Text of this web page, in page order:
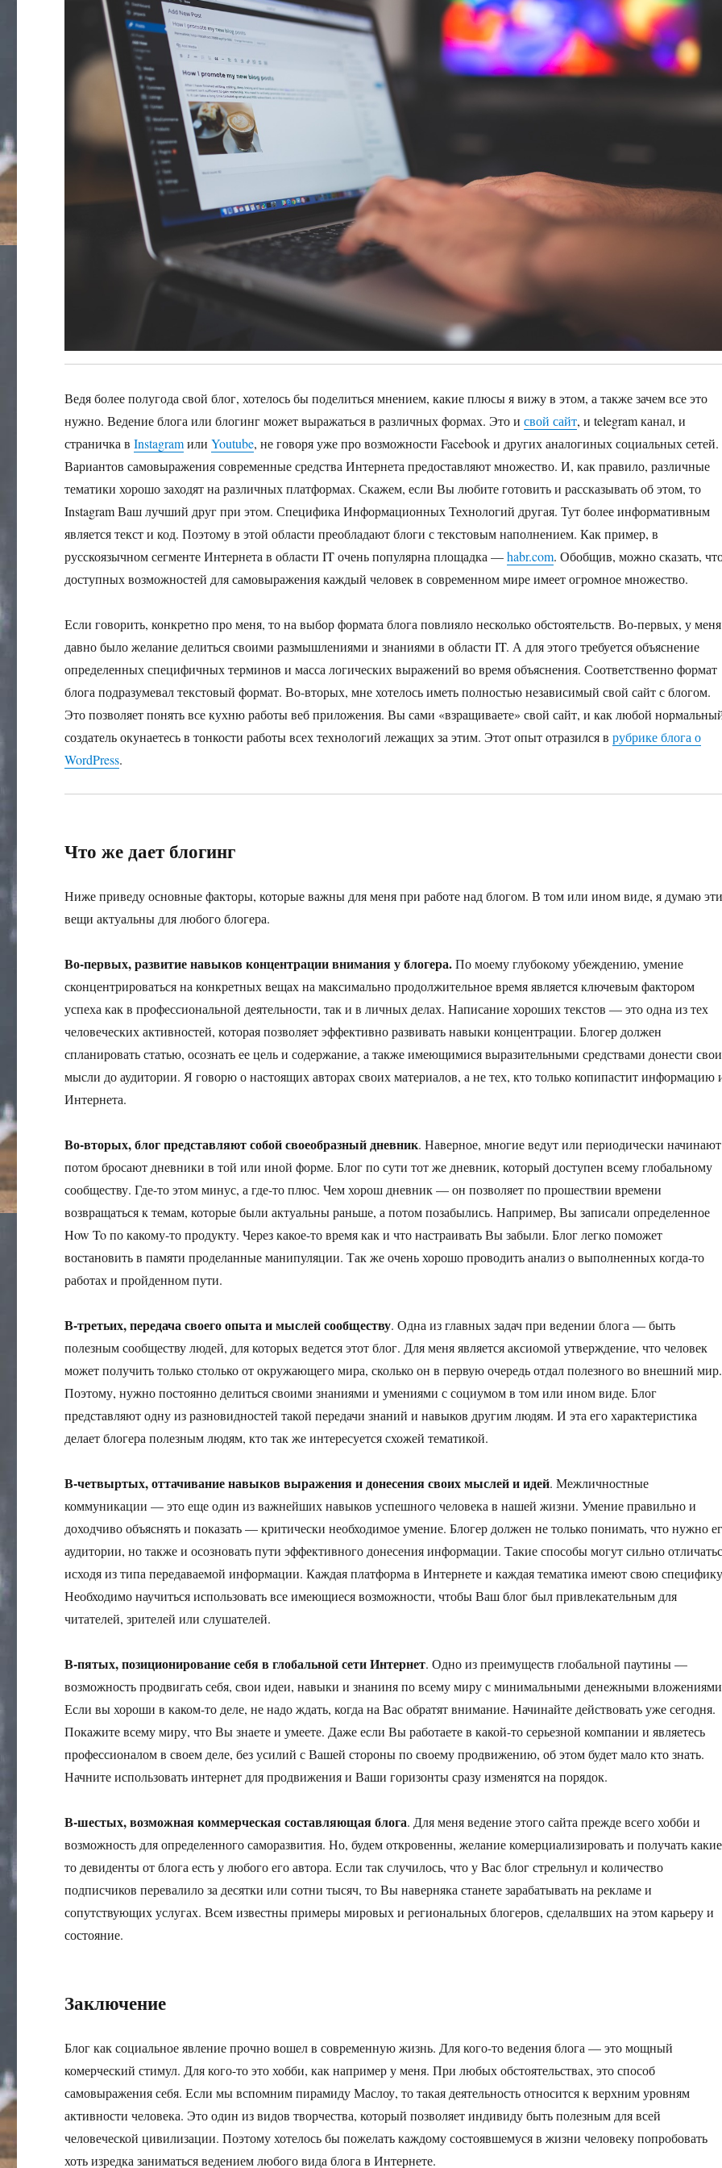
Ведя более полугода свой блог, хотелось бы поделиться мнением, какие плюсы я вижу в этом, а также зачем все это
нужно. Ведение блога или блогинг может выражаться в различных формах. Это исвой сайт, и telegram канал, и
страничка вInstagramилиYoutube, не говоря уже про возможности Facebook и других аналогиных социальных сетей.
Вариантов самовыражения современные средства Интернета предоставляют множество. И, как правило, различные
тематики хорошо заходят на различных платформах. Скажем, если Вы любите готовить и рассказывать об этом, то
Instagram Ваш лучший друг при этом. Специфика Информационных Технологий другая. Тут более информативным
является текст и код. Поэтому в этой области преобладают блоги с текстовым наполнением. Как пример, в
русскоязычном сегменте Интернета в области IT очень популярна площадка —habr.com. Обобщив, можно сказать,
доступных возможностей для самовыражения каждый человек в современном мире имеет огромное множество.
Если говорить, конкретно про меня, то на выбор формата блога повлияло несколько обстоятельств. Во-первых, у меня
давно было желание делиться своими размышлениями и знаниями в области IT. А для этого требуется объяснение
определенных специфичных терминов и масса логических выражений во время объяснения. Соответственно формат
блога подразумевал текстовый формат. Во-вторых, мне хотелось иметь полностью независимый свой сайт с блогом.
Это позволяет понять все кухню работы веб приложения. Вы сами «взращиваете» свой сайт, и как любой
создатель окунаетесь в тонкости работы всех технологий лежащих за этим. Этот опыт отразился врубрике блога о
WordPress.
Что же дает блогинг
Ниже приведу основные факторы, которые важны для меня при работе над блогом. В том или ином виде, я думаю
вещи актуальны для любого блогера.
Во-первых, развитие навыков концентрации внимания у блогера.По моему глубокому убеждению, умение
сконцентрироваться на конкретных вещах на максимально продолжительное время является ключевым фактором
успеха как в профессиональной деятельности, так и в личных делах. Написание хороших текстов — это одна из тех
человеческих активностей, которая позволяет эффективно развивать навыки концентрации. Блогер должен
спланировать статью, осознать ее цель и содержание, а также имеющимися выразительными средствами донести свои
мысли до аудитории. Я говорю о настоящих авторах своих материалов, а не тех, кто только копипастит информацию
Интернета.
Во-вторых, блог представляют собой своеобразный дневник. Наверное, многие ведут или периодически
потом бросают дневники в той или иной форме. Блог по сути тот же дневник, который доступен всему глобальному
сообществу. Где-то этом минус, а где-то плюс. Чем хорош дневник — он позволяет по прошествии времени
возвращаться к темам, которые были актуальны раньше, а потом позабылись. Например, Вы записали определенное
How To по какому-то продукту. Через какое-то время как и что настраивать Вы забыли. Блог легко поможет
востановить в памяти проделанные манипуляции. Так же очень хорошо проводить анализ о выполненных когда-то
работах и пройденном пути.
В-третьих, передача своего опыта и мыслей сообществу. Одна из главных задач при ведении блога — быть
полезным сообществу людей, для которых ведется этот блог. Для меня является аксиомой утверждение, что человек
может получить только столько от окружающего мира, сколько он в первую очередь отдал полезного во внешний мир.
Поэтому, нужно постоянно делиться своими знаниями и умениями с социумом в том или ином виде. Блог
представляют одну из разновидностей такой передачи знаний и навыков другим людям. И эта его характеристика
делает блогера полезным людям, кто так же интересуется схожей тематикой.
В-четвыртых, оттачивание навыков выражения и донесения своих мыслей и идей. Межличностные
коммуникации — это еще один из важнейших навыков успешного человека в нашей жизни. Умение правильно и
доходчиво объяснять и показать — критически необходимое умение. Блогер должен не только понимать, что нужно
аудитории, но также и осозновать пути эффективного донесения информации. Такие способы могут сильно
исходя из типа передаваемой информации. Каждая платформа в Интернете и каждая тематика имеют свою
Необходимо научиться использовать все имеющиеся возможности, чтобы Ваш блог был привлекательным для
читателей, зрителей или слушателей.
В-пятых, позиционирование себя в глобальной сети Интернет. Одно из преимуществ глобальной паутины —
возможность продвигать себя, свои идеи, навыки и знаниня по всему миру с минимальными денежными
Если вы хороши в каком-то деле, не надо ждать, когда на Вас обратят внимание. Начинайте действовать уже сегодня.
Покажите всему миру, что Вы знаете и умеете. Даже если Вы работаете в какой-то серьезной компании и являетесь
профессионалом в своем деле, без усилий с Вашей стороны по своему продвижению, об этом будет мало кто знать.
Начните использовать интернет для продвижения и Ваши горизонты сразу изменятся на порядок.
В-шестых, возможная коммерческая составляющая блога. Для меня ведение этого сайта прежде всего хобби и
возможность для определенного саморазвития. Но, будем откровенны, желание комерциализировать и получать
то девиденты от блога есть у любого его автора. Если так случилось, что у Вас блог стрельнул и количество
подписчиков перевалило за десятки или сотни тысяч, то Вы наверняка станете зарабатывать на рекламе и
сопутствующих услугах. Всем известны примеры мировых и региональных блогеров, сделалвших на этом карьеру и
состояние.
Заключение
Блог как социальное явление прочно вошел в современную жизнь. Для кого-то ведения блога — это мощный
комерческий стимул. Для кого-то это хобби, как например у меня. При любых обстоятельствах, это способ
самовыражения себя. Если мы вспомним пирамиду Маслоу, то такая деятельность относится к верхним уровням
активности человека. Это один из видов творчества, который позволяет индивиду быть полезным для всей
человеческой цивилизации. Поэтому хотелось бы пожелать каждому состоявшемуся в жизни человеку попробовать
хоть изредка заниматься ведением любого вида блога в Интернете.